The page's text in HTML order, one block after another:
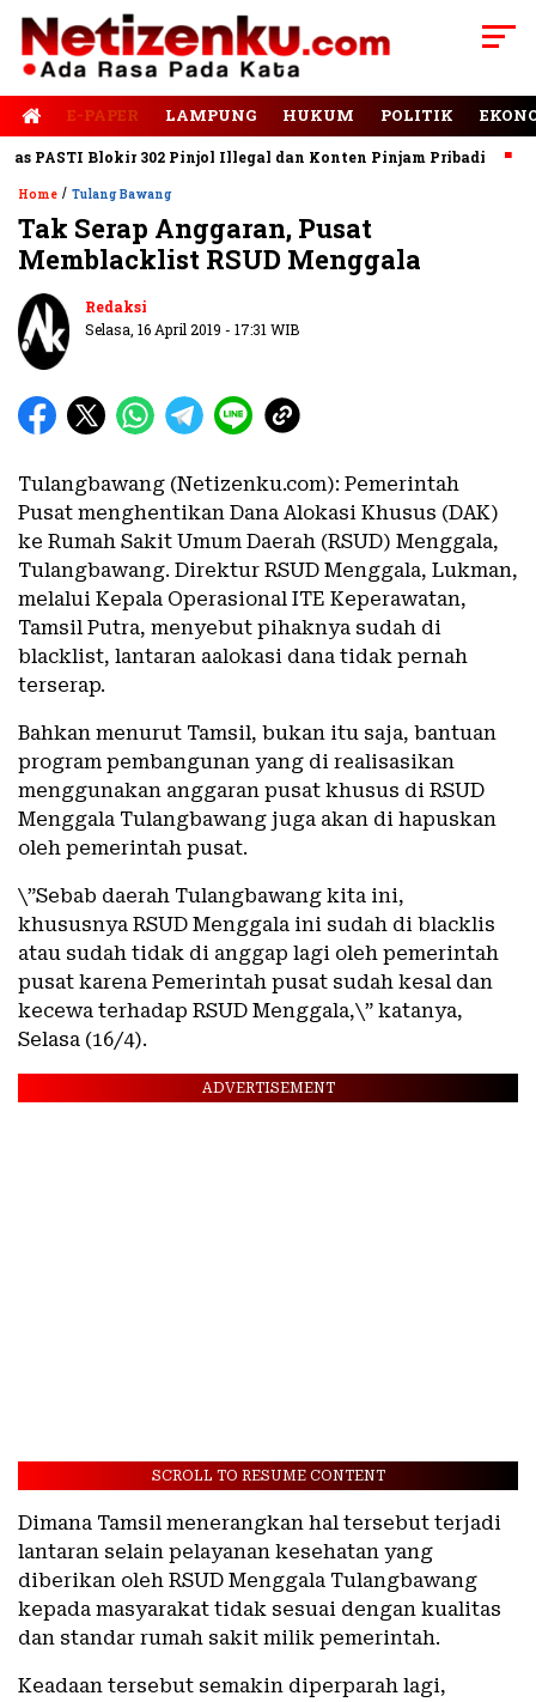
E-PAPER LAMPUNG HUKUM POLITIK
Blokir 302 Pinjol Illegal dan Konten Pinjam Pribadi
Home / Tulang Bawang
Tak Serap Anggaran, Pusat
Memblacklist RSUD Menggala
Redaksi
Selasa, 16 April 2019 - 17:31 WIB
Tulangbawang (Netizenku.com): Pemerintah
Pusat menghentikan Dana Alokasi Khusus (DAK)
ke Rumah Sakit Umum Daerah (RSUD) Menggala,
Tulangbawang. Direktur RSUD Menggala, Lukman,
melalui Kepala Operasional ITE Keperawatan,
Tamsil Putra, menyebut pihaknya sudah di
blacklist, lantaran aalokasi dana tidak pernah
terserap.
Bahkan menurut Tamsil, bukan itu saja, bantuan
program pembangunan yang di realisasikan
menggunakan anggaran pusat khusus di RSUD
Menggala Tulangbawang juga akan di hapuskan
oleh pemerintah pusat.
\”Sebab daerah Tulangbawang kita ini,
khususnya RSUD Menggala ini sudah di blacklis
atau sudah tidak di anggap lagi oleh pemerintah
pusat karena Pemerintah pusat sudah kesal dan
kecewa terhadap RSUD Menggala,\” katanya,
Selasa (16/4).
ADVERTISEMENT
SCROLL TO RESUME CONTENT
Dimana Tamsil menerangkan hal tersebut terjadi
lantaran selain pelayanan kesehatan yang
diberikan oleh RSUD Menggala Tulangbawang
kepada masyarakat tidak sesuai dengan kualitas
dan standar rumah sakit milik pemerintah.
Keadaan tersebut semakin diperparah lagi,